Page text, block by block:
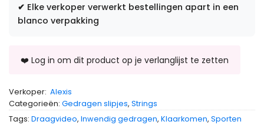
✔ Elke verkoper verwerkt bestellingen apart in een
blanco verpakking
Verkoper: Alexis
Categorieën: Gedragen slipjes, Strings
Tags: Draagvideo, Inwendig gedragen, Klaarkomen, Sporten